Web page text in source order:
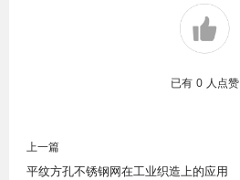
已有 0 人点赞
上一篇
平纹方孔不锈钢网在工业织造上的应用